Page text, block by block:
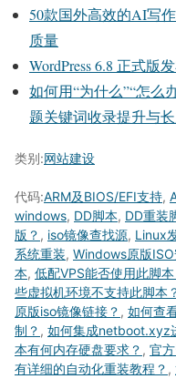
50款国外高效的AI写
质量
WordPress 6.8 正式版
如何用“为什么”“怎么
题关键词收录提升与
类别:网站建设
代码:ARM及BIOS/EFI支持,
windows, DD脚本, DD重装
版？ , iso镜像查找源, Linux
系统重装, Windows原版ISO
本, 低配VPS能否使用此脚本
些虚拟机环境不支持此脚本
原版iso镜像链接？ , 如何查
制？ , 如何集成netboot.xyz
本有何内存硬盘要求？ , 官
有详细的自动化重装教程？ ,